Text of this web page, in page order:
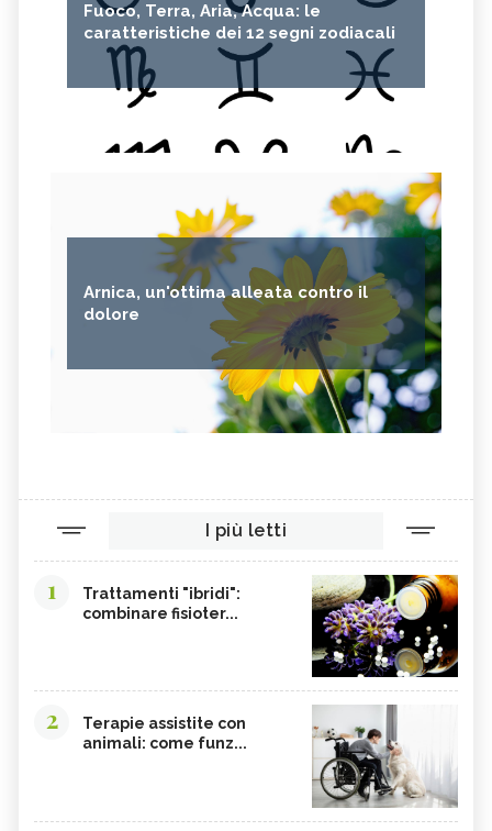
Fuoco, Terra, Aria, Acqua: le
caratteristiche dei 12 segni zodiacali
Arnica, un'ottima alleata contro il
dolore
I più letti
1
Trattamenti "ibridi":
combinare fisioter...
2
Terapie assistite con
animali: come funz...